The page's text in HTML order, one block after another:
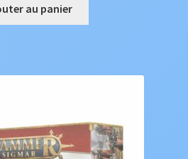
au panier